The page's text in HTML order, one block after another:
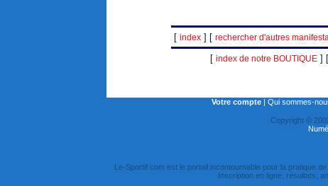
[ index] [ rechercher d'autres
[ index de notre BOUTIQUE ] [
Votre compte | Qui sommes-
Copyright ©
Le-Sportif.com est le portail incontournable pour la pratique
Inscription en ligne, résultats,